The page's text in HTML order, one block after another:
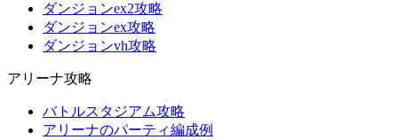
ダンジョンex2攻略
ダンジョンex攻略
ダンジョンvh攻略
アリーナ攻略
バトルスタジアム攻略
アリーナのパーティ編成例